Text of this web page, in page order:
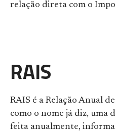
relação direta com o
RAIS
RAIS é a Relação Anual
como o nome já diz, uma
feita anualmente,